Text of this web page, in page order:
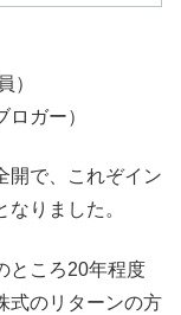
）
ガー）
開で、これぞイン
りました。
ところ20年程度
式のリターンの方